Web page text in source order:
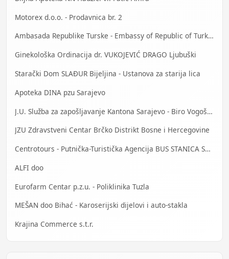
Motorex d.o.o. - Prodavnica br. 2
Ambasada Republike Turske - Embassy of Republic of Turkey
Ginekološka Ordinacija dr. VUKOJEVIĆ DRAGO Ljubuški
Starački Dom SLAĐUR Bijeljina - Ustanova za starija lica
Apoteka DINA pzu Sarajevo
J.U. Služba za zapošljavanje Kantona Sarajevo - Biro Vogošća
JZU Zdravstveni Centar Brčko Distrikt Bosne i Hercegovine
Centrotours - Putnička-Turistička Agencija BUS STANICA Sarajevo
ALFI doo
Eurofarm Centar p.z.u. - Poliklinika Tuzla
MEŠAN doo Bihać - Karoserijski dijelovi i auto-stakla
Krajina Commerce s.t.r.